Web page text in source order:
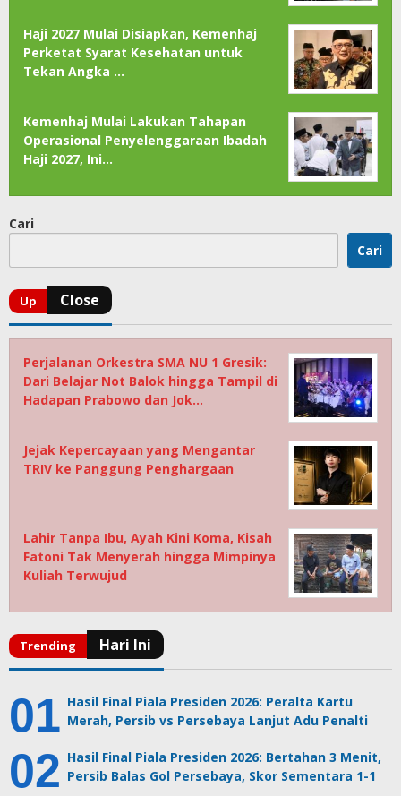
Haji 2027 Mulai Disiapkan, Kemenhaj
Perketat Syarat Kesehatan untuk
Tekan Angka …
Kemenhaj Mulai Lakukan Tahapan
Operasional Penyelenggaraan Ibadah
Haji 2027, Ini…
Cari
Cari
Perjalanan Orkestra SMA NU 1 Gresik:
Dari Belajar Not Balok hingga Tampil di
Hadapan Prabowo dan Jok…
Jejak Kepercayaan yang Mengantar
TRIV ke Panggung Penghargaan
Lahir Tanpa Ibu, Ayah Kini Koma, Kisah
Fatoni Tak Menyerah hingga Mimpinya
Kuliah Terwujud
Hasil Final Piala Presiden 2026: Peralta Kartu
Merah, Persib vs Persebaya Lanjut Adu Penalti
Hasil Final Piala Presiden 2026: Bertahan 3 Menit,
Persib Balas Gol Persebaya, Skor Sementara 1-1